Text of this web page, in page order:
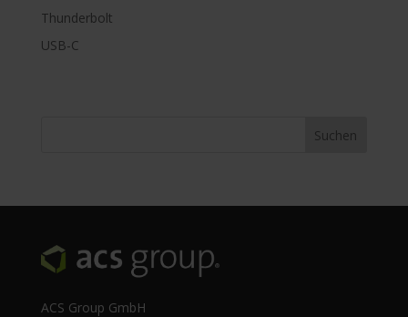
Thunderbolt
USB-C
ACS Group GmbH